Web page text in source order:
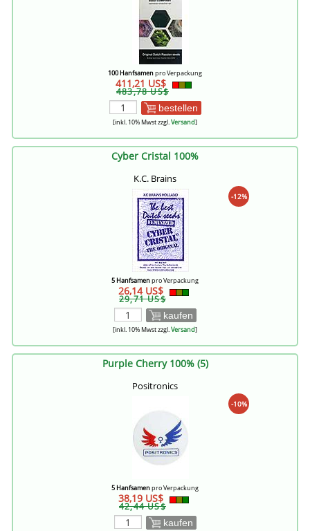
100 Hanfsamenpro Verpackung
411,21 US$
483,78 US$
bestellen
[inkl. 10% Mwst zzgl.Versand]
Cyber Cristal 100%
K.C. Brains
-12%
5 Hanfsamenpro Verpackung
26,14 US$
29,71 US$
kaufen
[inkl. 10% Mwst zzgl.Versand]
Purple Cherry 100% (5)
Positronics
-10%
5 Hanfsamenpro Verpackung
38,19 US$
42,44 US$
kaufen